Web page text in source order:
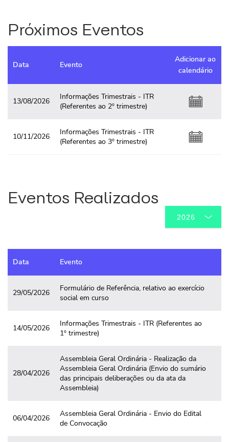
Próximos Eventos
Data Evento
Adicionar ao
calendário
13/08/2026
Informações Trimestrais - ITR
(Referentes ao 2º trimestre)
10/11/2026
Informações Trimestrais - ITR
(Referentes ao 3º trimestre)
Eventos Realizados
Data Evento
29/05/2026
Formulário de Referência, relativo ao exercício
social em curso
14/05/2026
Informações Trimestrais - ITR (Referentes ao
1º trimestre)
28/04/2026
Assembleia Geral Ordinária - Realização da
Assembleia Geral Ordinária (Envio do sumário
das principais deliberações ou da ata da
Assembleia)
06/04/2026
Assembleia Geral Ordinária - Envio do Edital
de Convocação